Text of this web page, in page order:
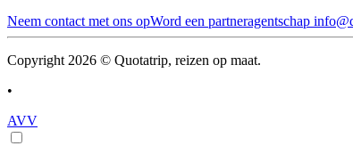
Neem contact met ons opWord een partneragentschap
Copyright 2026 © Quotatrip, reizen op maat.
•
AVV